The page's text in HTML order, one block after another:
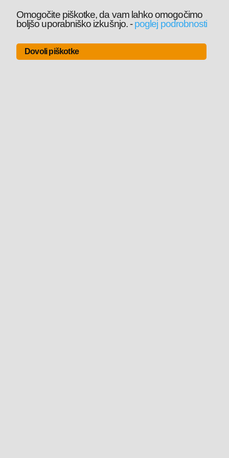
Omogočite piškotke, da vam lahko omogočimo
boljšo uporabniško izkušnjo.-poglej podrobnosti
Dovoli piškotke